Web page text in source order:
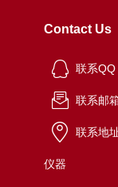
Contact Us
联系QQ
联系邮
联系地
仪器